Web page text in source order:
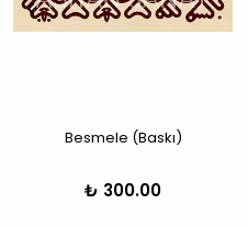
Besmele (Baskı)
₺ 300.00